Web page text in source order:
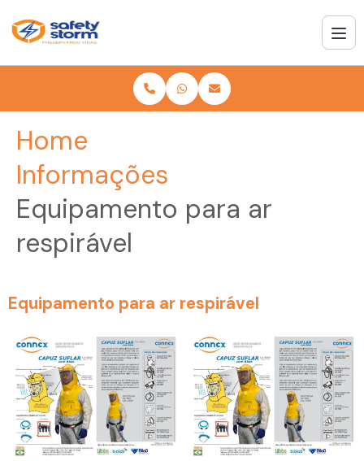
Home
Informações
Equipamento para ar
respirável
Equipamento para ar respirável